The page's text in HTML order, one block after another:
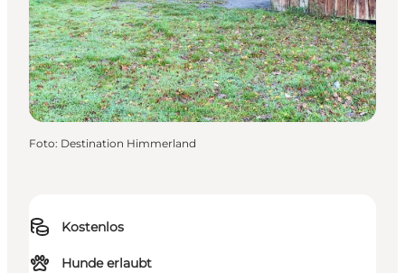
Kostenlos
Hunde erlaubt
Foto: Destination Himmerland